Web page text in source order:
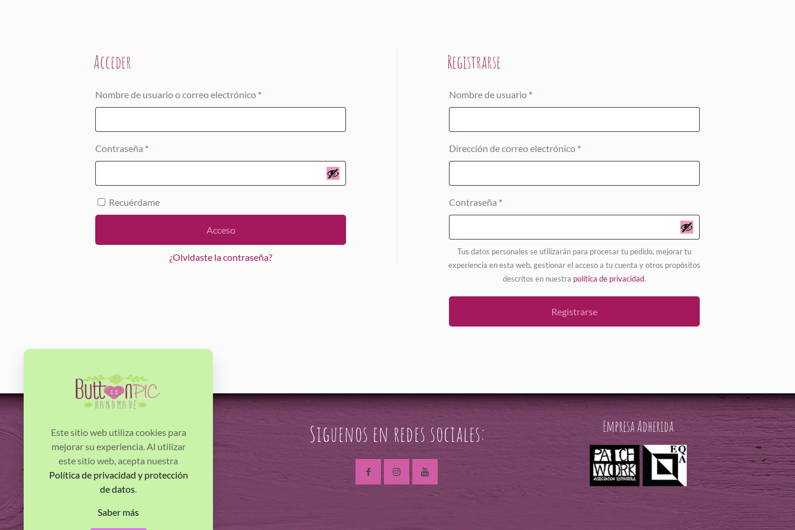
Acceder
Nombre de usuario o correo electrónico*Obligatorio
Contraseña *Obligatorio
Recuérdame
Acceso
¿Olvidaste la contraseña?
Registrarse
Nombre de usuario*Obligatorio
Dirección de correo electrónico*Obligatorio
Contraseña *Obligatorio
Tus datos personales se utilizarán para procesar tu pedido, mejorar tu
experiencia en esta web, gestionar el acceso a tu cuenta y otros propósitos
descritos en nuestra política de privacidad.
Registrarse
Horacio Jackson Villalonga - Buttonpic.
Calle Portillo Postigo de Abajo nº1
Ávila | España
Siguenos en redes sociales: Empresa Adherida
Este sitio web utiliza cookies para
mejorar su experiencia. Al utilizar
este sitio web, acepta nuestra
Política de privacidad y protección
de datos.
Saber más